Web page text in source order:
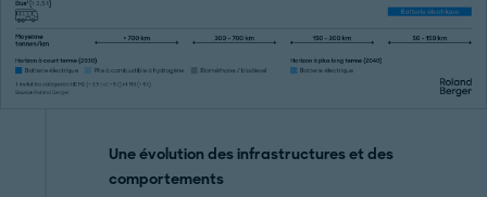
Une évolution des infrastructures et des
comportements